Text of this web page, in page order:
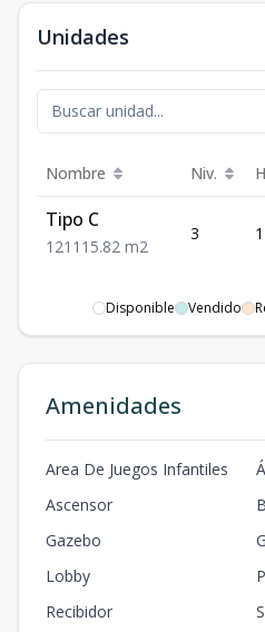
Unidades
Nombre Niv.
Tipo C
1 21 115.82 m2
3 1
Disponible Vendido
Amenidades
Area De Juegos Infantiles
Ascensor
Gazebo
Lobby
Recibidor